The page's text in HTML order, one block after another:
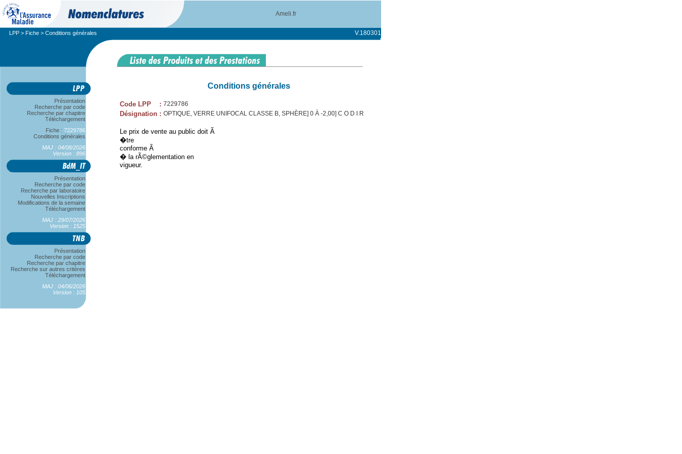
Ameli.fr
LPP > Fiche > Conditions générales V.180301
Présentation
Recherche par code
Recherche par chapitre
Téléchargement
Fiche : 7229786
Conditions générales
MAJ : 04/08/2026
Version : 896
Présentation
Recherche par code
Recherche par laboratoire
Nouvelles Inscriptions
Modifications de la semaine
Téléchargement
MAJ : 29/07/2026
Version : 1525
Présentation
Recherche par code
Recherche par chapitre
Recherche sur autres critères
Téléchargement
MAJ : 04/06/2026
Version : 105
Conditions générales
Code LPP : 7229786
Désignation : OPTIQUE, VERRE UNIFOCAL CLASSE B, SPHÈRE] 0 À -2,00] C O D I R
Le prix de vente au public doit Ã
�tre
conforme Ã
� la rÃ©glementation en
vigueur.